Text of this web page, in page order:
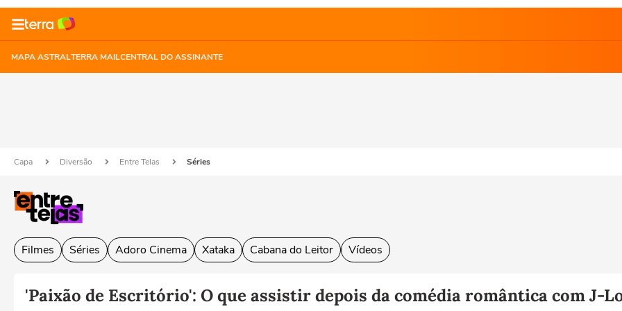
MAPA ASTRALTERRA MAILCENTRAL DO ASSINANTE
Capa Diversão Entre Telas Séries
Filmes Séries Adoro Cinema Xataka Cabana do Leitor Vídeos
'Paixão de Escritório': O que assistir depois da comédia romântica com J-